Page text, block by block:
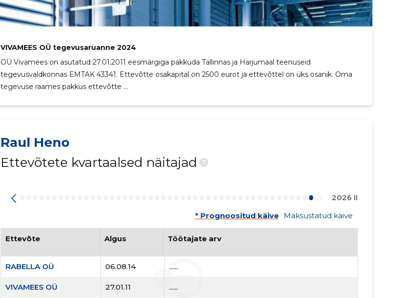
VIVAMEES OÜ tegevusaruanne 2024
OÜ Vivamees on asutatud 27.01.2011 eesmärgiga pakkuda Tallinnas ja Harjumaal teenuseid
tegevusvaldkonnas EMTAK 43341. Ettevõtte osakapital on 2500 eurot ja ettevõttel on üks osanik. Oma
tegevuse raames pakkus ettevõtte ...
Raul Heno
Ettevõtete kvartaalsed näitajad
?
2026 II
* Prognoositud käive Maksustatud käive
Ettevõte Algus Töötajate arv
RABELLA OÜ 06.08.14 ......
VIVAMEES OÜ 27.01.11 ......